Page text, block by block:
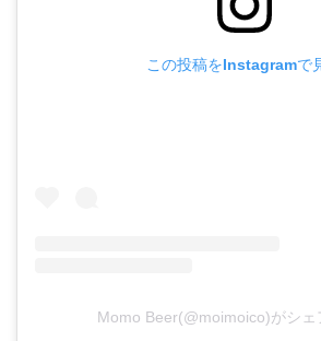
この投稿をInstagramで
Momo Beer(@moimoico)がシェ